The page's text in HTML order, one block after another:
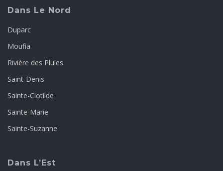
Dans Le Nord
Duparc
Moufia
Rivière des Pluies
Saint-Denis
Sainte-Clotilde
Sainte-Marie
Sainte-Suzanne
Dans L’Est